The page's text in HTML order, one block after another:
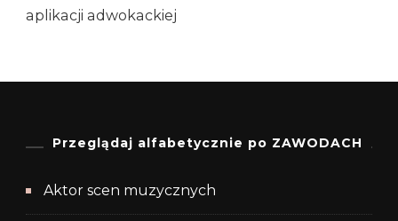
aplikacji adwokackiej
Przeglądaj alfabetycznie po ZAWODACH
Aktor scen muzycznych